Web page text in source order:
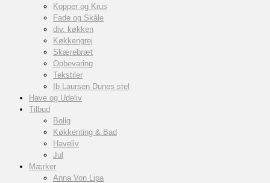
Kopper og Krus
Fade og Skåle
div. køkken
Køkkengrej
Skærebræt
Opbevaring
Tekstiler
Ib Laursen Dunes stel
Have og Udeliv
Tilbud
Bolig
Køkkenting & Bad
Haveliv
Jul
Mærker
Anna Von Lipa